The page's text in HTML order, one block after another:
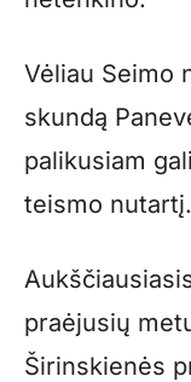
Vėliau Seimo
skundą
palikusiam
teismo nutartį.
praėjusių
Širinskienės